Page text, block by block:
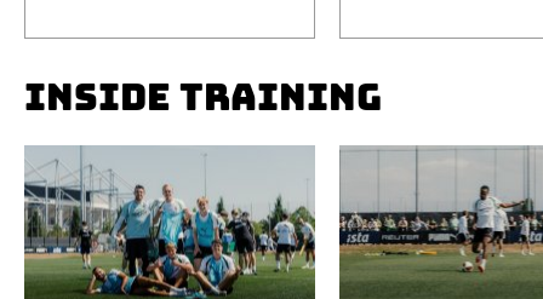
INSIDE TRAINING